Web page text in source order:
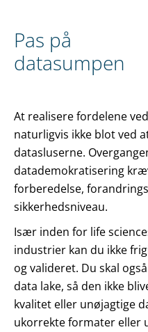
Pas på
datasumpen
At realisere fordelene
naturligvis ikke blot ved
datasluserne.
datademokratisering
forberedelse,
sikkerhedsniveau.
Især inden for life
industrier kan du ikke
og valideret. Du skal
data lake, så den ikke
kvalitet eller unøjagtige
ukorrekte formater eller